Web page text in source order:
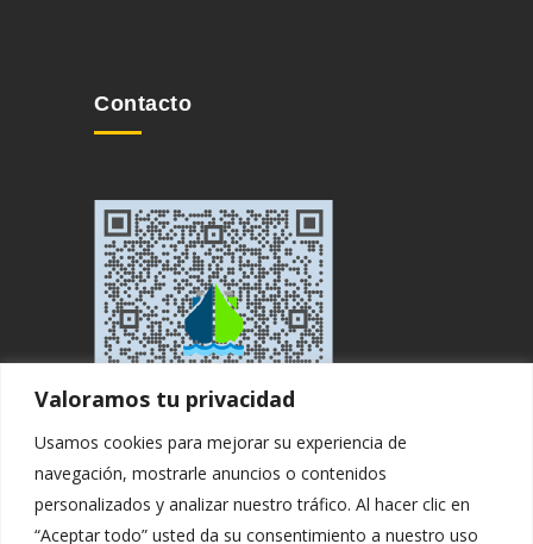
Valoramos tu privacidad
Usamos cookies para mejorar su experiencia de
navegación, mostrarle anuncios o contenidos
personalizados y analizar nuestro tráfico. Al hacer clic en
“Aceptar todo” usted da su consentimiento a nuestro uso
Contacto